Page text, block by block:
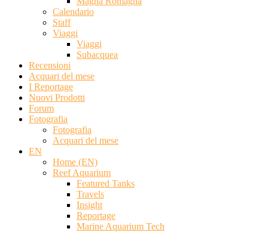
Calendario
Staff
Viaggi
Viaggi
Subacquea
Recensioni
Acquari del mese
I Reportage
Nuovi Prodotti
Forum
Fotografia
Fotografia
Acquari del mese
EN
Home (EN)
Reef Aquarium
Featured Tanks
Travels
Insight
Reportage
Marine Aquarium Tech